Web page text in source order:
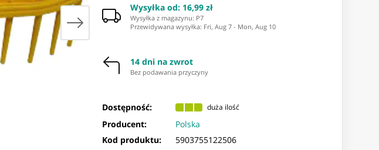
Wysyłka od: 16,99 zł
Wysyłka z magazynu: ⁨P7⁩
Przewidywana wysyłka: Fri, Aug 7 - Mon, Aug 10
14 dni na zwrot
Bez podawania przyczyny
Dostępność: duża ilość
Producent:
Polska
Kod produktu:
5903755122506